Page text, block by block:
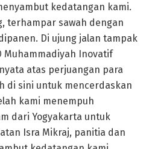
kedatangan kami.
terhampar sawah dengan
Di ujung jalan tampak
Muhammadiyah Inovatif
atas perjuangan para
di sini untuk mencerdaskan
kami menempuh
dari Yogyakarta untuk
Isra Mikraj, panitia dan